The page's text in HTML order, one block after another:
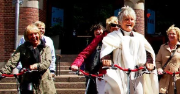
Tour Guides is een uitdagend
spelen het spel ...